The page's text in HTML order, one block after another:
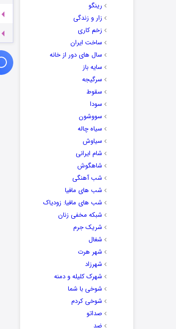
رینگو
زار و زندگی
زخم کاری
ساخت ایران
سال های دور از خانه
سایه باز
سرگیجه
سقوط
سودا
سووشون
سیاه چاله
سیاوش
شام ایرانی
شاهگوش
شب آهنگی
شب های مافیا
شب های مافیا: زودیاک
شبکه مخفی زنان
شریک جرم
شغال
شهر هرت
شهرزاد
شهرک کلیله و دمنه
شوخی با شما
شوخی کردم
صداتو
ضد